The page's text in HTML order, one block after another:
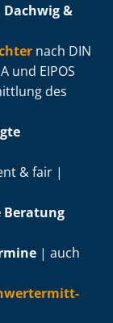
Dachwig &
nach DIN
und EIPOS
des
& fair |
| auch